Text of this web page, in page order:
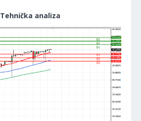
Tehnička analiza